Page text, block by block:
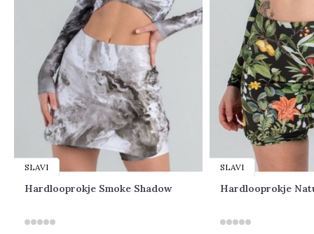
SLAVI
Hardlooprokje Smoke Shadow
SLAVI
Hardlooprokje